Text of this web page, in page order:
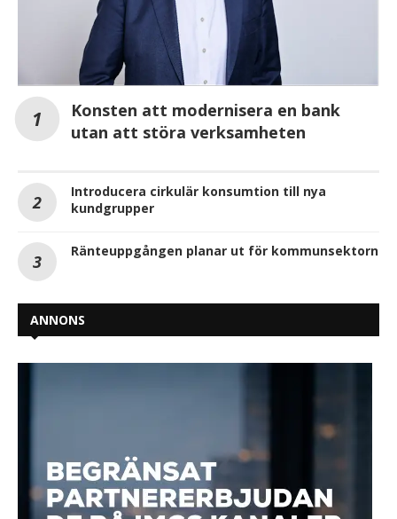
Konsten att modernisera en bank
utan att störa verksamheten
Introducera cirkulär konsumtion till nya
kundgrupper
Ränteuppgången planar ut för kommunsektorn
ANNONS